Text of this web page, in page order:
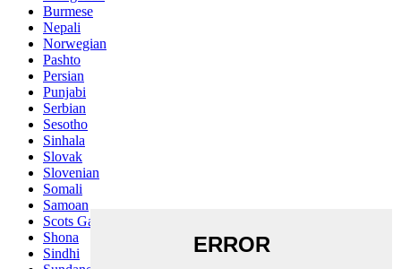
Burmese
Nepali
Norwegian
Pashto
Persian
Punjabi
Serbian
Sesotho
Sinhala
Slovak
Slovenian
Somali
Samoan
Scots Gaelic
Shona
Sindhi